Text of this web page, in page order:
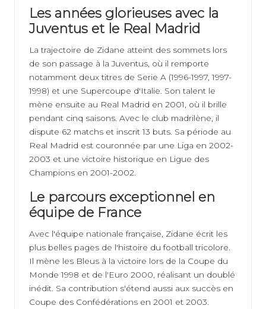
Les années glorieuses avec la
Juventus et le Real Madrid
La trajectoire de Zidane atteint des sommets lors
de son passage à la Juventus, où il remporte
notamment deux titres de Serie A (1996-1997, 1997-
1998) et une Supercoupe d'Italie. Son talent le
mène ensuite au Real Madrid en 2001, où il brille
pendant cinq saisons. Avec le club madrilène, il
dispute 62 matchs et inscrit 13 buts. Sa période au
Real Madrid est couronnée par une Liga en 2002-
2003 et une victoire historique en Ligue des
Champions en 2001-2002.
Le parcours exceptionnel en
équipe de France
Avec l'équipe nationale française, Zidane écrit les
plus belles pages de l'histoire du football tricolore.
Il mène les Bleus à la victoire lors de la Coupe du
Monde 1998 et de l'Euro 2000, réalisant un doublé
inédit. Sa contribution s'étend aussi aux succès en
Coupe des Confédérations en 2001 et 2003.